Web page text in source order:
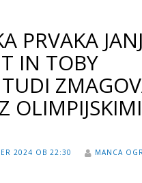
PRVAKA
IN TOBY
TUDI
OLIMPIJSKIMI
2024 OB 22:30
MANCA